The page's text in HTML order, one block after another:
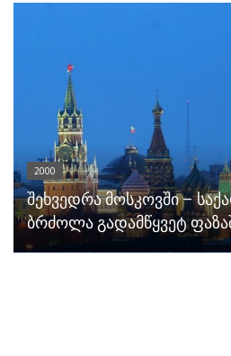
2000
შეხვედრა მოსკოვში –
ბრძოლა გადამწყვეტ